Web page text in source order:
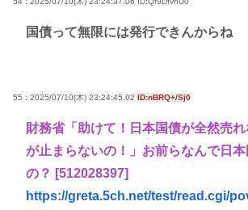
国債って無限には発行できんからね
55 : 2025/07/10(木) 23:24:45.02 ID:nBRQ+/Sj0
財務省「助けて！日本国債が全然売
が止まらないの！」お前らなんで日
の？ [512028397]
https://greta.5ch.net/test/read.cgi/